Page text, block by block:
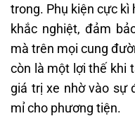
trong. Phụ kiện cực
khắc nghiệt, đảm
mà trên mọi cung
còn là một lợi thế khi
giá trị xe nhờ vào sự
mỉ cho phương tiện.